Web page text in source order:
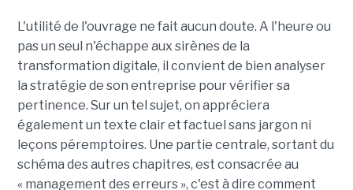
L'utilité de l'ouvrage ne fait aucun doute. A l'heure ou
pas un seul n'échappe aux sirènes de la
transformation digitale, il convient de bien analyser
la stratégie de son entreprise pour vérifier sa
pertinence. Sur un tel sujet, on appréciera
également un texte clair et factuel sans jargon ni
leçons péremptoires. Une partie centrale, sortant du
schéma des autres chapitres, est consacrée au
« management des erreurs », c'est à dire comment